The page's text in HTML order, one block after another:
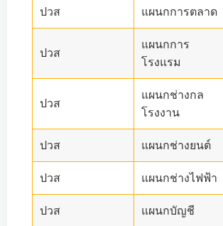
ปวส แผนกการตลาด
ปวส
แผนกการ
โรงแรม
ปวส
แผนกช่างกล
โรงงาน
ปวส แผนกช่างยนต์
ปวส แผนกช่างไฟฟ้า
ปวส แผนกบัญชี